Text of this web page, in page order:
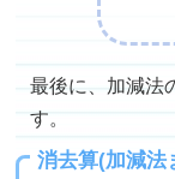
最後に、加減法
す。
消去算(加減法